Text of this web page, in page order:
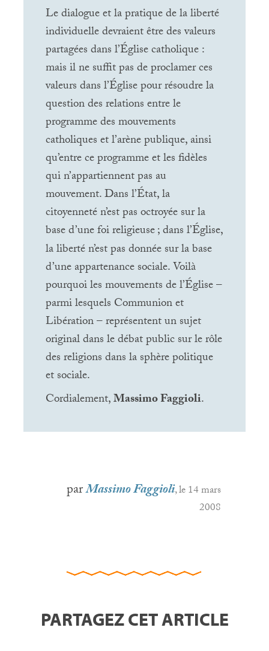
Le dialogue et la pratique de la liberté
individuelle devraient être des valeurs
partagées dans l’Église catholique :
mais il ne suffit pas de proclamer ces
valeurs dans l’Église pour résoudre la
question des relations entre le
programme des mouvements
catholiques et l’arène publique, ainsi
qu’entre ce programme et les fidèles
qui n’appartiennent pas au
mouvement. Dans l’État, la
citoyenneté n’est pas octroyée sur la
base d’une foi religieuse; dans l’Église,
la liberté n’est pas donnée sur la base
d’une appartenance sociale. Voilà
pourquoi les mouvements de l’Église –
parmi lesquels Communion et
Libération – représentent un sujet
original dans le débat public sur le rôle
des religions dans la sphère politique
et sociale.
Cordialement,Massimo Faggioli.
parMassimo Faggioli, le 14 mars
2008
PARTAGEZ CET ARTICLE